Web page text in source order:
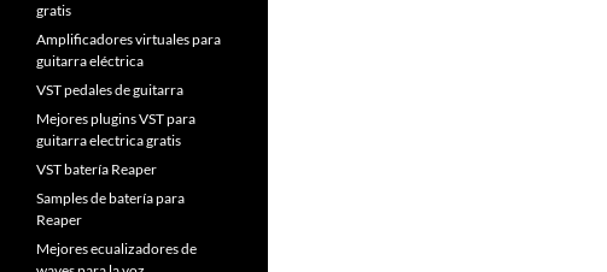
gratis
Amplificadores virtuales para
guitarra eléctrica
VST pedales de guitarra
Mejores plugins VST para
guitarra electrica gratis
VST batería Reaper
Samples de batería para
Reaper
Mejores ecualizadores de